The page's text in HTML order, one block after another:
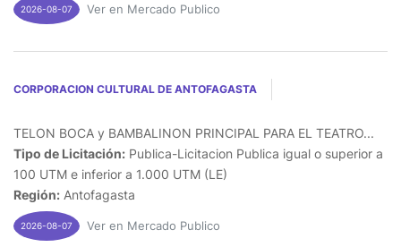
2026-08-07 Ver en Mercado Publico
CORPORACION CULTURAL DE ANTOFAGASTA
TELON BOCA y BAMBALINON PRINCIPAL PARA EL TEATRO...
Tipo de Licitación: Publica-Licitacion Publica igual o superior a
100 UTM e inferior a 1.000 UTM (LE)
Región: Antofagasta
2026-08-07 Ver en Mercado Publico